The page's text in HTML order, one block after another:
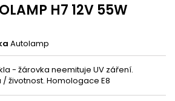
H7 12V 55W
Autolamp
- žárovka neemituje UV záření.
životnost. Homologace E8